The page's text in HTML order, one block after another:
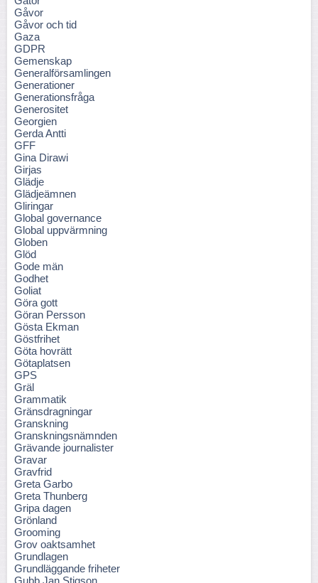
Gåvor
Gåvor och tid
Gaza
GDPR
Gemenskap
Generalförsamlingen
Generationer
Generationsfråga
Generositet
Georgien
Gerda Antti
GFF
Gina Dirawi
Girjas
Glädje
Glädjeämnen
Gliringar
Global governance
Global uppvärmning
Globen
Glöd
Gode män
Godhet
Goliat
Göra gott
Göran Persson
Gösta Ekman
Göstfrihet
Göta hovrätt
Götaplatsen
GPS
Gräl
Grammatik
Gränsdragningar
Granskning
Granskningsnämnden
Grävande journalister
Gravar
Gravfrid
Greta Garbo
Greta Thunberg
Gripa dagen
Grönland
Grooming
Grov oaktsamhet
Grundlagen
Grundläggande friheter
Gubb Jan Stigson